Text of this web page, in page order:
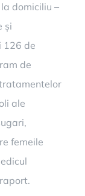
domiciliu –
și
126 de
de
ale
femeile